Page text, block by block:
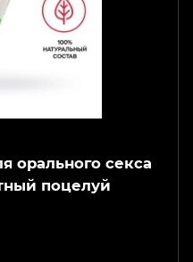
орального секса
поцелуй